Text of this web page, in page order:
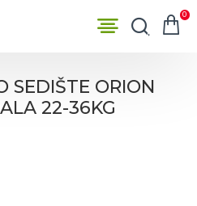
0
SEDIŠTE ORION
22-36KG